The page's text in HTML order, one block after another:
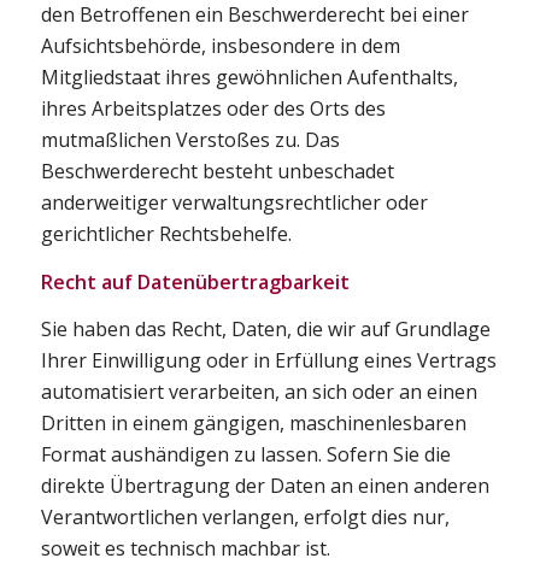
den Betroffenen ein Beschwerderecht bei einer
Aufsichtsbehörde, insbesondere in dem
Mitgliedstaat ihres gewöhnlichen Aufenthalts,
ihres Arbeitsplatzes oder des Orts des
mutmaßlichen Verstoßes zu. Das
Beschwerderecht besteht unbeschadet
anderweitiger verwaltungsrechtlicher oder
gerichtlicher Rechtsbehelfe.
Recht auf Datenübertragbarkeit
Sie haben das Recht, Daten, die wir auf Grundlage
Ihrer Einwilligung oder in Erfüllung eines Vertrags
automatisiert verarbeiten, an sich oder an einen
Dritten in einem gängigen, maschinenlesbaren
Format aushändigen zu lassen. Sofern Sie die
direkte Übertragung der Daten an einen anderen
Verantwortlichen verlangen, erfolgt dies nur,
soweit es technisch machbar ist.